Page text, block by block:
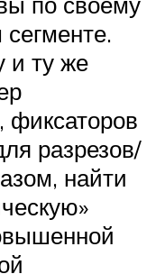
и ту же
разрезов/
найти